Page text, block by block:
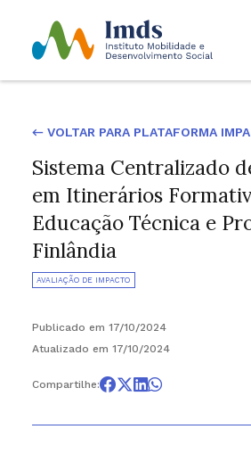
← VOLTAR PARA PLATAFORMA
Sistema Centralizado
em Itinerários
Educação Técnica e
Finlândia
AVALIAÇÃO DE IMPACTO
Publicado em 17/10/2024
Atualizado em 17/10/2024
Compartilhe: